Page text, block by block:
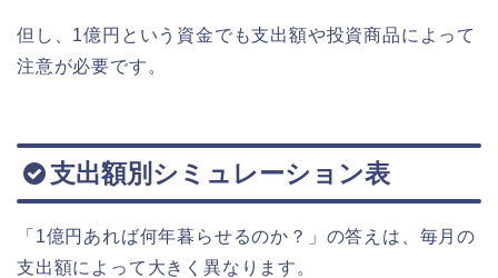
但し、1億円という資金でも支出額や投資商品によって
注意が必要です。
支出額別シミュレーション表
「1億円あれば何年暮らせるのか？」の答えは、毎月の
支出額によって大きく異なります。